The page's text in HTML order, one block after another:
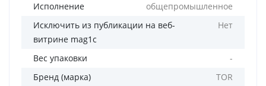
Исполнение
общепромышленное
Исключить из публикации на веб-
витрине mag1c
Нет
Вес упаковки
-
Бренд (марка)
TOR